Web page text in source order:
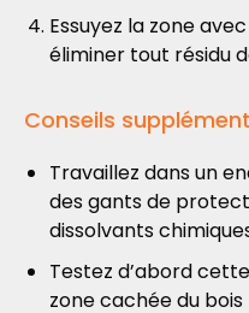
Essuyez la zone
éliminer tout résidu
Conseils
Travaillez dans un
des gants de
dissolvants
Testez d’abord
zone cachée du bois